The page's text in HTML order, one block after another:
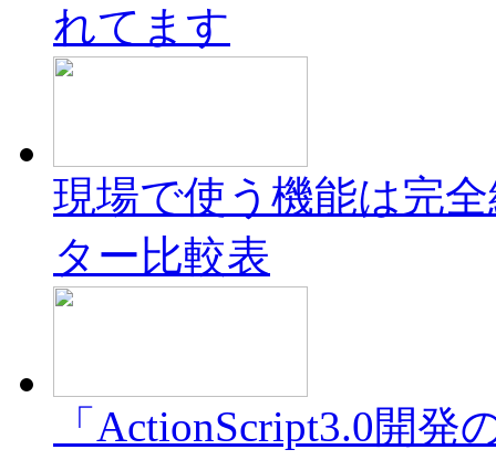
れてます
現場で使う機能は完
ター比較表
「ActionScript3.0開発